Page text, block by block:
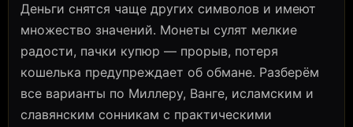
Деньги снятся чаще других символов и имеют
множество значений. Монеты сулят мелкие
радости, пачки купюр — прорыв, потеря
кошелька предупреждает об обмане. Разберём
все варианты по Миллеру, Ванге, исламским и
славянским сонникам с практическими